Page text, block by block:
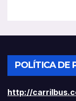
POLÍTICA DE
http://